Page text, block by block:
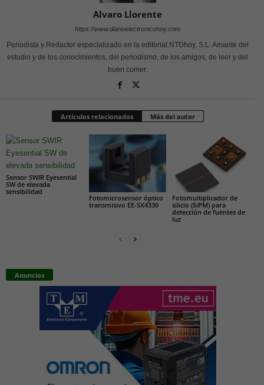
Alvaro Llorente
https://www.diarioelectronicohoy.com
Periodista y Redactor especializado en la editorial NTDhoy, S.L. Amante del
estudio y de los conocimientos, del periodismo, de los amigos, de leer y del
buen comer.
Artículos relacionados Más del autor
Sensor SWIR Eyesential
SW de elevada
sensibilidad
Fotomicrosensor óptico
transmisivo EE-SX4330
Fotomultiplicador de
silicio (SiPM) para
detección de fuentes de
luz
Anuncios